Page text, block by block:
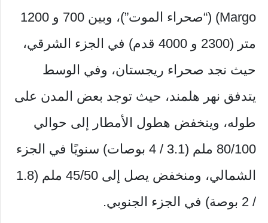
Margo) (“صحراء الموت”)، وبين 700 و 1200
متر (2300 و 4000 قدم) في الجزء الشرقي،
حيث نجد صحراء ريجستان، وفي الوسط
يتدفق نهر هلمند، حيث توجد بعض المدن على
طوله، وينخفض ​​هطول الأمطار إلى حوالي
80/100 ملم (3.1 / 4 بوصات) سنويًا في الجزء
الشمالي، ومنخفض يصل إلى 45/50 ملم (1.8
/ 2 بوصة) في الجزء الجنوبي.